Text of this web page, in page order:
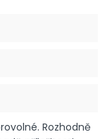
Rozhodně